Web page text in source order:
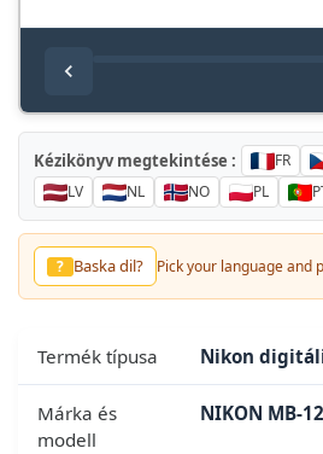
Kézikönyv megtekintése : FR
LV
NL NO PL
? Baska dil? Pick your language and
Termék típusa Nikon
Márka és
modell
NIKON MB-12